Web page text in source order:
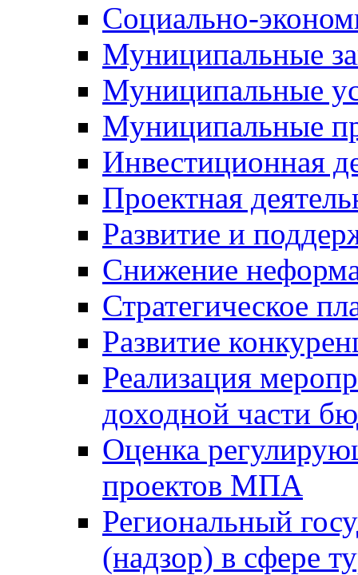
Социально-
Муниципальные
Муниципальные
Муниципальные
Инвестиционная
Проектная
Развитие и
Снижение
Стратегическое
Развитие
Реализация
доходной части
Оценка
проектов МПА
Региональный
(надзор) в сфере